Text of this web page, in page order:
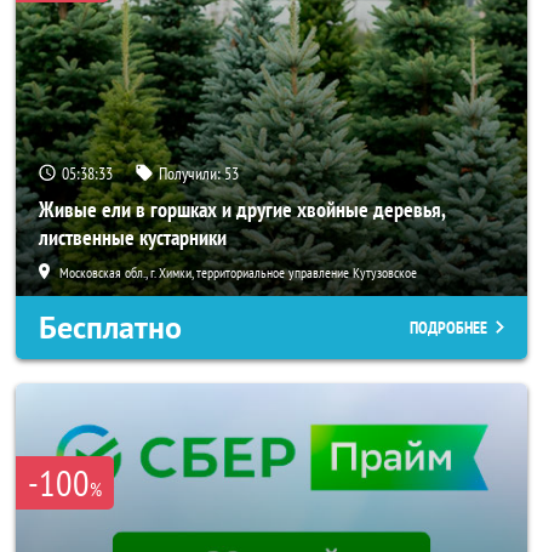
05:38:31 Получили:53
Живые ели в горшках и другие хвойные деревья,
лиственные кустарники
Московская обл., г. Химки, территориальное управление Кутузовское
Бесплатно ПОДРОБНЕЕ
-100%